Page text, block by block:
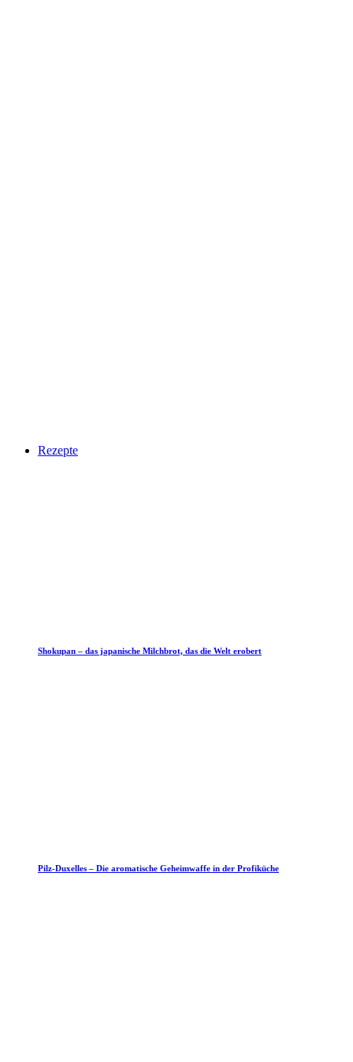
Rezepte
Shokupan – das japanische Milchbrot, das die Welt erobert
Pilz-Duxelles – Die aromatische Geheimwaffe in der Profiküche